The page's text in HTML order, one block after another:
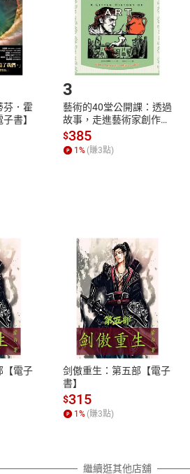
行取消/退貨，恕無法以單支商品取
Step2.登入
退換貨規範
本店是否提供消費者保護法七日猶
之權利，遽消費者保護法及通訊交
除權合理例外情事適用準則，依商
質各有不同規定。詳細退換貨說明
照各商品說明。
芬．霍
書】
3
藝術的40堂公開課：透過
故事，走進藝術家創作現
場，看藝術如何誕生、如
何形塑人類生活【電子
書】
$385
1 % (賺3點)
【電子
剑傲重生：第五部【電子
書】
$315
1 % (賺3點)
繼續逛其他店舖